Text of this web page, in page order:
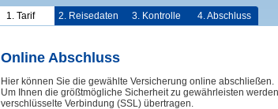
1. Tarif 2. Reisedaten 3. Kontrolle 4. Abschluss
Online Abschluss
Hier können Sie die gewählte Versicherung online abschließen.
Um Ihnen die größtmögliche Sicherheit zu gewährleisten
verschlüsselte Verbindung (SSL) übertragen.